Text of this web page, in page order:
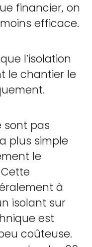
financier, on
efficace.
l’isolation
le chantier le
sont pas
plus simple
le
à
isolant sur
est
coûteuse.